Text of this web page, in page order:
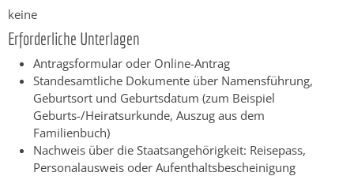
keine
Erforderliche Unterlagen
Antragsformular oder Online-Antrag
Standesamtliche Dokumente über Namensführung,
Geburtsort und Geburtsdatum (zum Beispiel
Geburts-/Heiratsurkunde, Auszug aus dem
Familienbuch)
Nachweis über die Staatsangehörigkeit: Reisepass,
Personalausweis oder Aufenthaltsbescheinigung